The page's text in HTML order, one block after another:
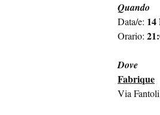
Quando
Data/e: 14
Orario:
Dove
Fabrique
Via